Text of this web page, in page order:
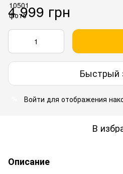
4 999 грн
Быстрый
Войти для отображения
В
Описание